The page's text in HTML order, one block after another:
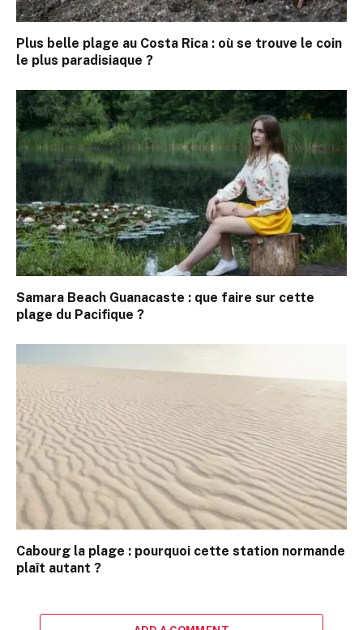
Plus belle plage au Costa Rica : où se trouve le coin
le plus paradisiaque ?
Samara Beach Guanacaste : que faire sur cette
plage du Pacifique ?
Cabourg la plage : pourquoi cette station normande
plaît autant ?